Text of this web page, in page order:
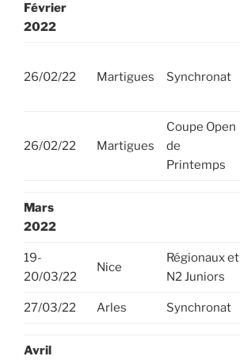
Février
2022
26/02/22 Martigues Synchronat
26/02/22 Martigues
Coupe Open
de
Printemps
Mars
2022
19-
20/03/22
Nice
Régionaux et
N2 Juniors
27/03/22 Arles Synchronat
Avril